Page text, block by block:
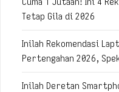
Tetap Gila di 2026
Inilah Rekomendasi
Pertengahan 2026,
Inilah Deretan